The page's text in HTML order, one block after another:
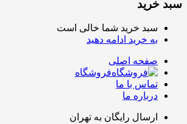
سبد خرید
سبد خرید شما خالی است
به خرید ادامه دهید
صفحه اصلی
فروشگاه
تماس با ما
درباره ما
ارسال رایگان به تهران